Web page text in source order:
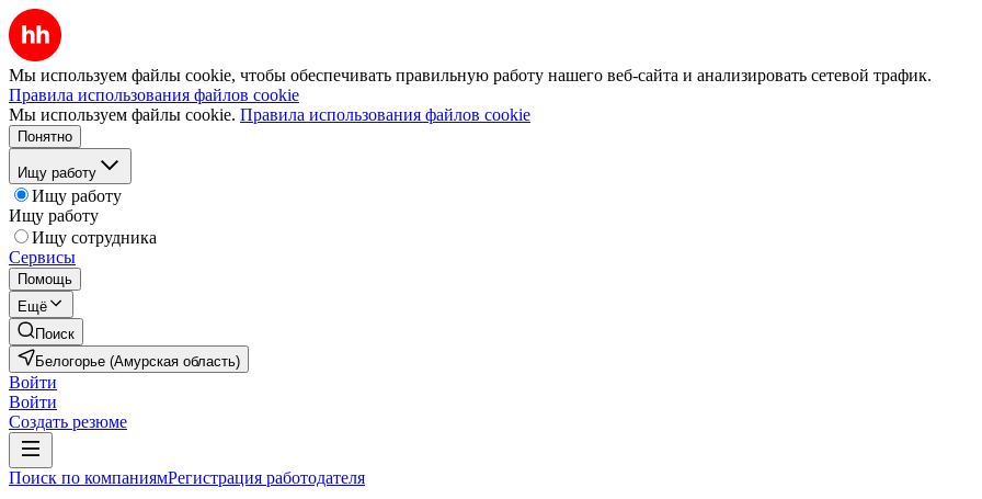
Мы используем файлы cookie, чтобы обеспечивать правильную работу нашего веб-сайта и анализировать сетевой трафик.
Правила использования файлов cookie
Мы используем файлы cookie. Правила использования файлов cookie
Понятно
Ищу работу
Ищу работу
Ищу работу
Ищу сотрудника
Сервисы
Помощь
Ещё
Поиск
Белогорье (Амурская область)
Войти
Войти
Создать резюме
Поиск по компаниямРегистрация работодателя